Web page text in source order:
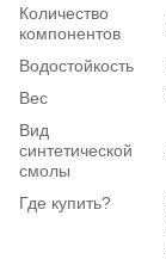
Количество
компонентов
Водостойкость
Вес
Вид
синтетической
смолы
Где купить?